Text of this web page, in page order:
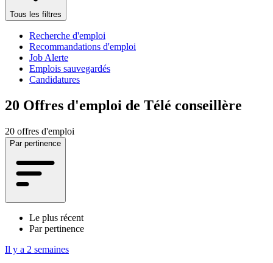
Tous les filtres
Recherche d'emploi
Recommandations d'emploi
Job Alerte
Emplois sauvegardés
Candidatures
20 Offres d'emploi de Télé conseillère
20 offres d'emploi
Par pertinence
Le plus récent
Par pertinence
Il y a 2 semaines